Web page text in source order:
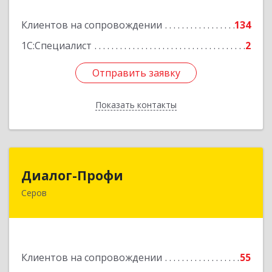
Клиентов на сопровождении
134
1С:Специалист
2
Отправить заявку
Показать контакты
Отправить заявку
Назад
Диалог-Профи
Серов
Клиентов на сопровождении 55
624980, Свердловская обл, Серов г, Короленко